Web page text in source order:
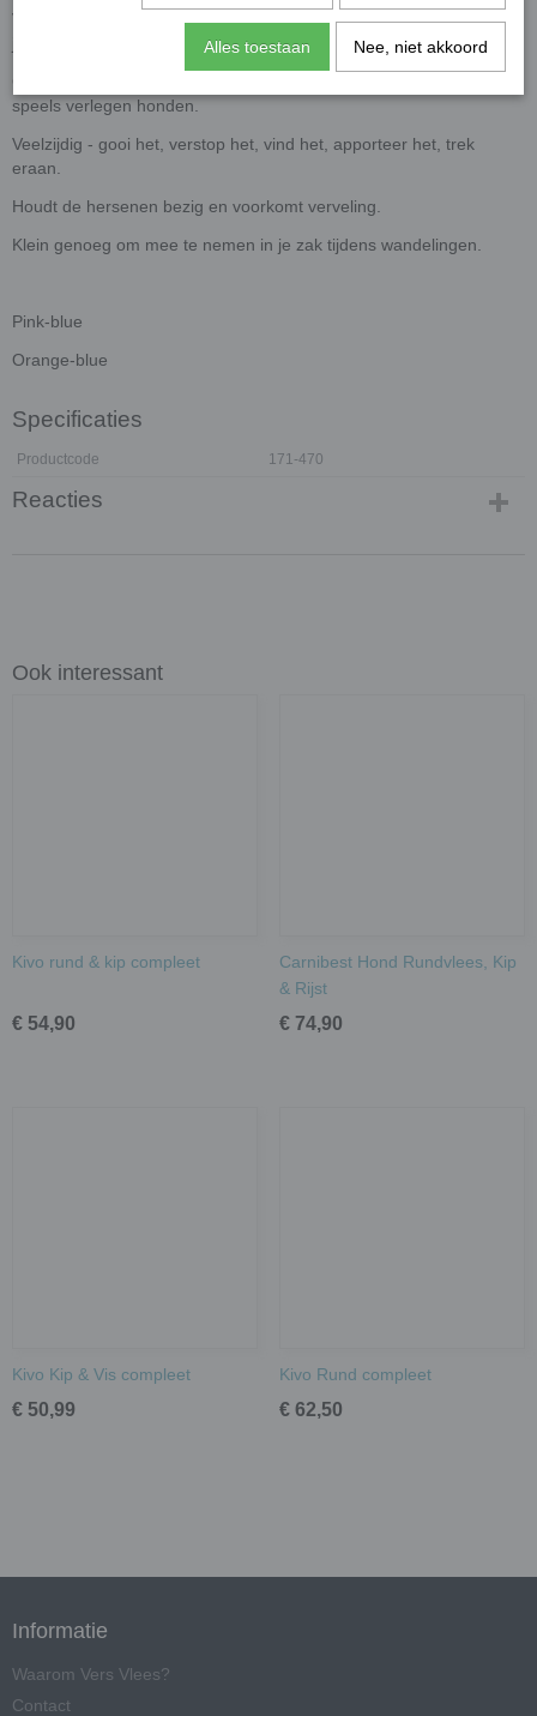
Verander snoepjes in trainingsmagie - je geheime wapen wacht op
speels verlegen honden.
Veelzijdig - gooi het, verstop het, vind het, apporteer het, trek
eraan.
Houdt de hersenen bezig en voorkomt verveling.
Klein genoeg om mee te nemen in je zak tijdens wandelingen.
Pink-blue
Orange-blue
Specificaties
Productcode 171-470
Reacties
Ook interessant
Kivo rund & kip compleet
€ 54,90
Carnibest Hond Rundvlees, Kip
& Rijst
€ 74,90
Kivo Kip & Vis compleet
€ 50,99
Kivo Rund compleet
€ 62,50
Informatie
Waarom Vers Vlees?
Contact
Alles toestaan Nee, niet akkoord